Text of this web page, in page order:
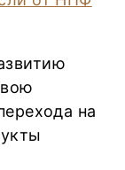
на